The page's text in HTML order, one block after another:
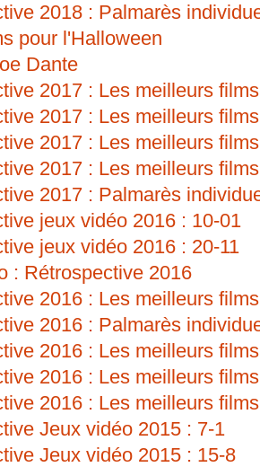
2018 : Palmarès
pour l'Halloween
Dante
2017 : Les meilleurs
2017 : Les meilleurs
2017 : Les meilleurs
2017 : Les meilleurs
2017 : Palmarès
jeux vidéo 2016 : 10-01
jeux vidéo 2016 : 20-11
: Rétrospective 2016
2016 : Les meilleurs
2016 : Palmarès
2016 : Les meilleurs
2016 : Les meilleurs
2016 : Les meilleurs
Jeux vidéo 2015 : 7-1
Jeux vidéo 2015 : 15-8